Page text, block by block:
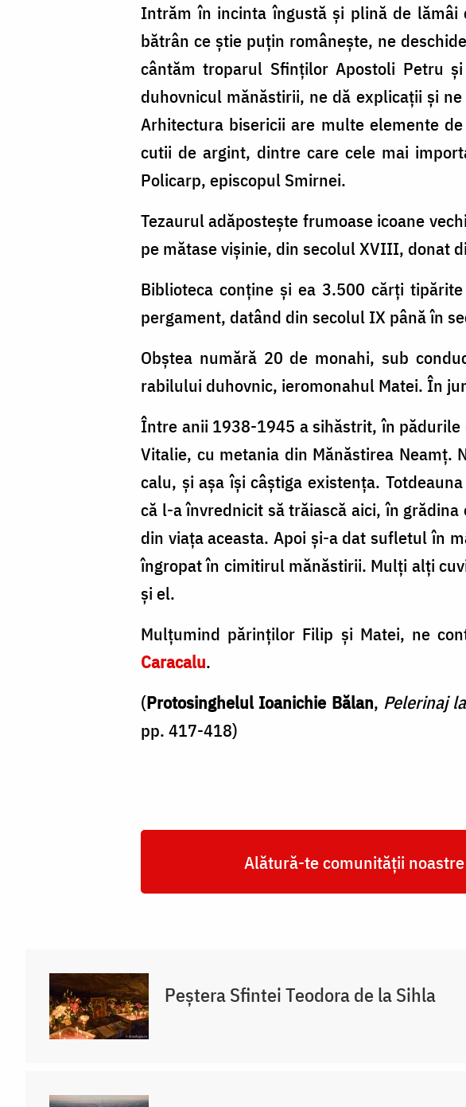
Intrăm în incinta îngustă şi plină de
bătrân ce ştie puţin româneşte, ne
cântăm troparul Sfinţilor Apostoli Petru
duhovnicul mănăstirii, ne dă explicaţii şi
Arhitectura bisericii are multe elemente
cutii de argint, dintre care cele mai
Policarp, episcopul Smirnei.
Tezaurul adăposteşte frumoase icoane
pe mătase vişinie, din secolul XVIII, donat
Biblioteca conţine şi ea 3.500 cărţi
pergament, datând din secolul IX până în
Obştea numără 20 de monahi, sub
rabilului duhovnic, ieromonahul Matei. În
Între anii 1938-1945 a sihăstrit, în
Vitalie, cu metania din Mănăstirea
calu, şi aşa îşi câştiga existenţa.
că l-a învrednicit să trăiască aici, în
din via­ţa aceasta. Apoi şi-a dat sufletul în
îngropat în cimitirul mănăstirii. Mulţi alţi
şi el.
Mulţumind părinţilor Filip şi Matei, ne
Caracalu.
(Protosinghelul Ioanichie Bălan, Pelerinaj
pp. 417-418)
Alătură-te comunității
Peștera Sfintei Teodora de la Sihla